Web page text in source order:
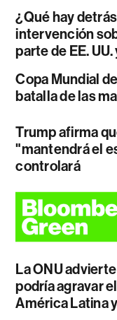
¿Qué hay
intervención
parte de EE.
Copa Mundial
batalla de las
Trump afirma
"mantendrá el
controlará
La ONU
podría agravar
América Latina